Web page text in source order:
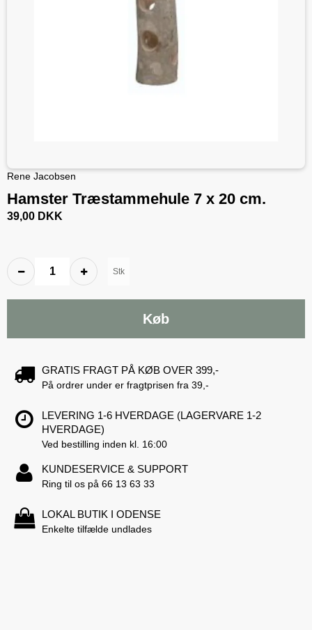
Rene Jacobsen
Hamster Træstammehule 7 x 20 cm.
39,00 DKK
Stk
Køb
GRATIS FRAGT PÅ KØB OVER 399,-
På ordrer under er fragtprisen fra 39,-
LEVERING 1-6 HVERDAGE (LAGERVARE 1-2
HVERDAGE)
Ved bestilling inden kl. 16:00
KUNDESERVICE & SUPPORT
Ring til os på 66 13 63 33
LOKAL BUTIK I ODENSE
Enkelte tilfælde undlades